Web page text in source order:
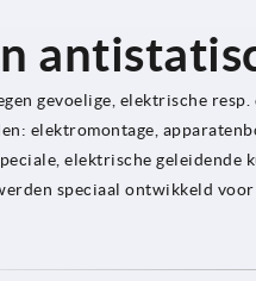
gevoelige, elektrische
elektromontage,
elektrische geleidende
speciaal ontwikkeld